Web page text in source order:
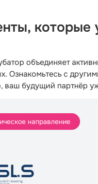
которые
объединяет
Ознакомьтесь с
ваш будущий партнёр
направление